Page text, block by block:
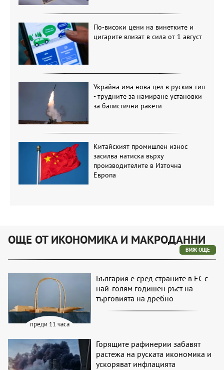
По-високи цени на винетките и
цигарите влизат в сила от 1 август
Украйна има нова цел в руския тил
- трудните за намиране установки
за балистични ракети
Китайският промишлен износ
засилва натиска върху
производителите в Източна
Европа
ОЩЕ ОТ ИКОНОМИКА И МАКРОДАННИ
ВИЖ ОЩЕ
преди 11 часа
България е сред страните в ЕС с
най-голям годишен ръст на
търговията на дребно
Горящите рафинерии забавят
растежа на руската икономика и
ускоряват инфлацията